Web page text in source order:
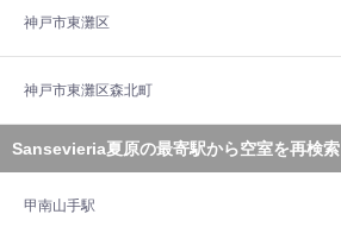
神戸市東灘区
神戸市東灘区森北町
Sansevieria夏原の最寄駅から空室を再検索
甲南山手駅